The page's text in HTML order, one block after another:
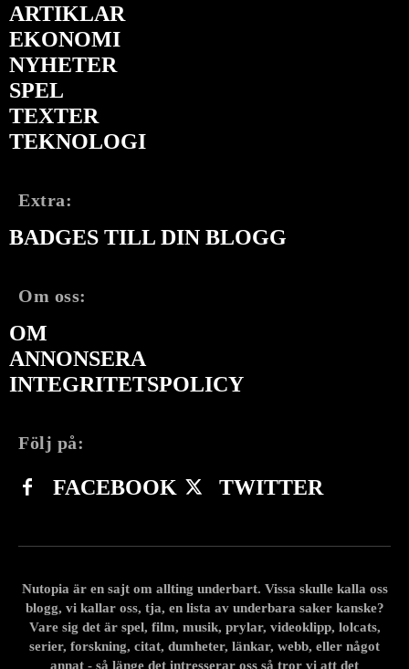
ARTIKLAR
EKONOMI
NYHETER
SPEL
TEXTER
TEKNOLOGI
Extra:
BADGES TILL DIN BLOGG
Om oss:
OM
ANNONSERA
INTEGRITETSPOLICY
Följ på:
FACEBOOK TWITTER
Nutopia är en sajt om allting underbart. Vissa skulle kalla oss
blogg, vi kallar oss, tja, en lista av underbara saker kanske?
Vare sig det är spel, film, musik, prylar, videoklipp, lolcats,
serier, forskning, citat, dumheter, länkar, webb, eller något
annat - så länge det intresserar oss så tror vi att det